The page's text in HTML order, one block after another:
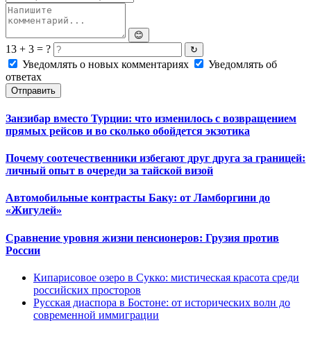
😊
13 + 3 = ? ↻
Уведомлять о новых комментариях
Уведомлять об
ответах
Отправить
Занзибар вместо Турции: что изменилось с возвращением
прямых рейсов и во сколько обойдется экзотика
Почему соотечественники избегают друг друга за границей:
личный опыт в очереди за тайской визой
Автомобильные контрасты Баку: от Ламборгини до
«Жигулей»
Сравнение уровня жизни пенсионеров: Грузия против
России
Кипарисовое озеро в Сукко: мистическая красота среди
российских просторов
Русская диаспора в Бостоне: от исторических волн до
современной иммиграции